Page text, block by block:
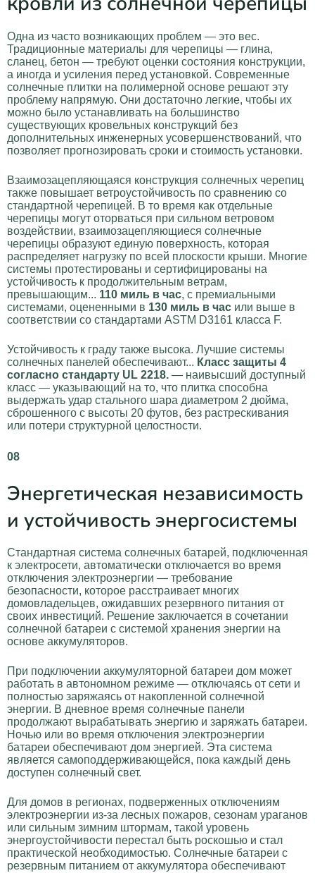
Одна из часто возникающих проблем — это вес.
Традиционные материалы для черепицы — глина,
сланец, бетон — требуют оценки состояния конструкции,
а иногда и усиления перед установкой. Современные
солнечные плитки на полимерной основе решают эту
проблему напрямую. Они достаточно легкие, чтобы их
можно было устанавливать на большинство
существующих кровельных конструкций без
дополнительных инженерных усовершенствований, что
позволяет прогнозировать сроки и стоимость установки.
Взаимозацепляющаяся конструкция солнечных черепиц
также повышает ветроустойчивость по сравнению со
стандартной черепицей. В то время как отдельные
черепицы могут оторваться при сильном ветровом
воздействии, взаимозацепляющиеся солнечные
черепицы образуют единую поверхность, которая
распределяет нагрузку по всей плоскости крыши. Многие
системы протестированы и сертифицированы на
устойчивость к продолжительным ветрам,
превышающим... 110 миль в час, с премиальными
системами, оцененными в 130 миль в час или выше в
соответствии со стандартами ASTM D3161 класса F.
Устойчивость к граду также высока. Лучшие системы
солнечных панелей обеспечивают... Класс защиты 4
согласно стандарту UL 2218. — наивысший доступный
класс — указывающий на то, что плитка способна
выдержать удар стального шара диаметром 2 дюйма,
сброшенного с высоты 20 футов, без растрескивания
или потери структурной целостности.
08
Энергетическая независимость
и устойчивость энергосистемы
Стандартная система солнечных батарей, подключенная
к электросети, автоматически отключается во время
отключения электроэнергии — требование
безопасности, которое расстраивает многих
домовладельцев, ожидавших резервного питания от
своих инвестиций. Решение заключается в сочетании
солнечной батареи с системой хранения энергии на
основе аккумуляторов.
При подключении аккумуляторной батареи дом может
работать в автономном режиме — отключаясь от сети и
полностью заряжаясь от накопленной солнечной
энергии. В дневное время солнечные панели
продолжают вырабатывать энергию и заряжать батареи.
Ночью или во время отключения электроэнергии
батареи обеспечивают дом энергией. Эта система
является самоподдерживающейся, пока каждый день
доступен солнечный свет.
Для домов в регионах, подверженных отключениям
электроэнергии из-за лесных пожаров, сезонам ураганов
или сильным зимним штормам, такой уровень
энергоустойчивости перестал быть роскошью и стал
практической необходимостью. Солнечные батареи с
резервным питанием от аккумулятора обеспечивают